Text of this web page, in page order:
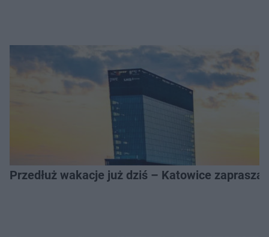
Przedłuż wakacje już dziś – Katowice